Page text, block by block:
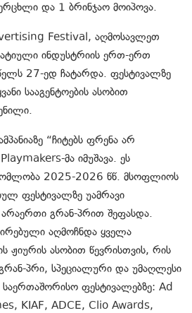
და 1 ბრინჯაო მოიპოვა.
Festival, აღმოსავლეთ
ინდუსტრიის ერთ-ერთ
27-ედ ჩატარდა. ფესტივალზე
სააგენტოების ასობით
“ჩიტებს ფრენა არ
მა იმუშავა. ეს
2025-2026 წწ. მსოფლიოს
ფესტივალზე უამრავი
გრან-პრით შეფასდა.
აღმოჩნდა ყველა
ჟიურის ასობით წევრისთვის, რის
პრი, სპეციალური და უმაღლესი
ფესტივალებზე: Ad
KIAF, ADCE, Clio Awards,